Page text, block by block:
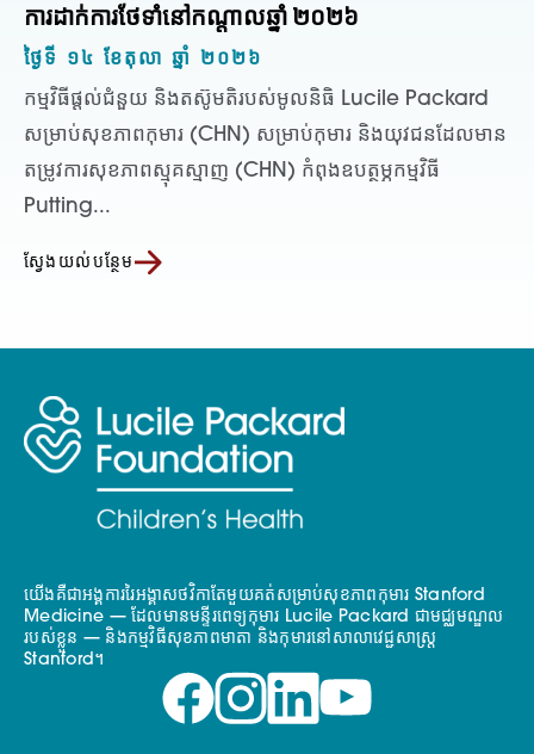
ការដាក់ការថែទាំនៅកណ្តាលឆ្នាំ ២០២៦
ថ្ងៃទី ១៤ ខែតុលា ឆ្នាំ ២០២៦
កម្មវិធីផ្តល់ជំនួយ និងតស៊ូមតិរបស់មូលនិធិ Lucile Packard
សម្រាប់សុខភាពកុមារ (CHN) សម្រាប់កុមារ និងយុវជនដែលមាន
តម្រូវការសុខភាពស្មុគស្មាញ (CHN) កំពុងឧបត្ថម្ភកម្មវិធី
Putting...
ស្វែងយល់បន្ថែម
យើងគឺជាអង្គការរៃអង្គាសថវិកាតែមួយគត់សម្រាប់សុខភាពកុមារ Stanford
Medicine — ដែលមានមន្ទីរពេទ្យកុមារ Lucile Packard ជាមជ្ឈមណ្ឌល
របស់ខ្លួន — និងកម្មវិធីសុខភាពមាតា និងកុមារនៅសាលាវេជ្ជសាស្ត្រ
Stanford។